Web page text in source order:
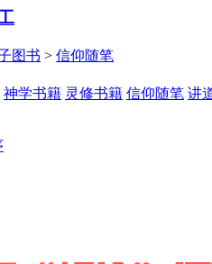
图书 > 信仰随笔
神学书籍 灵修书籍 信仰随笔 讲